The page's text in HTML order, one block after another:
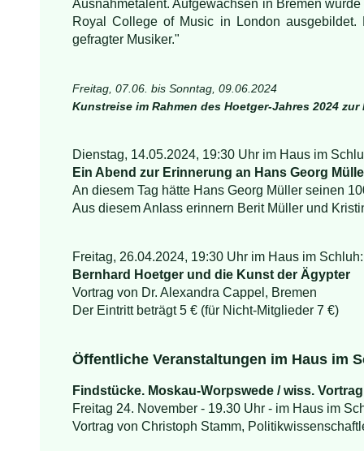
Ausnahmetalent. Aufgewachsen in Bremen
Royal College of Music in London
gefragter Musiker."
Freitag, 07.06. bis Sonntag, 09.06.2024
Kunstreise im Rahmen des Hoetger-Jahres 2024
Dienstag, 14.05.2024, 19:30 Uhr im Haus im
Ein Abend zur Erinnerung an Hans Georg
An diesem Tag hätte Hans Georg Müller seinen
Aus diesem Anlass erinnern Berit Müller und
Freitag, 26.04.2024, 19:30 Uhr im Haus im Schluh:
Bernhard Hoetger und die Kunst der Ägypter
Vortrag von Dr. Alexandra Cappel, Bremen
Der Eintritt beträgt 5 € (für Nicht-Mitglieder 7 €)
Öffentliche Veranstaltungen im Haus im
Findstücke. Moskau-Worpswede / wiss.
Freitag 24. November - 19.30 Uhr - im Haus im
Vortrag von Christoph Stamm,